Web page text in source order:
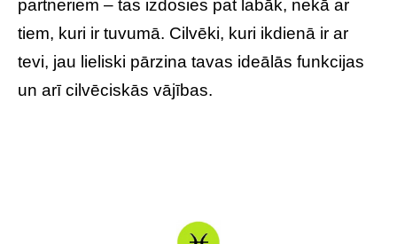
partneriem – tas izdosies pat labāk, nekā ar
tiem, kuri ir tuvumā. Cilvēki, kuri ikdienā ir ar
tevi, jau lieliski pārzina tavas ideālās funkcijas
un arī cilvēciskās vājības.